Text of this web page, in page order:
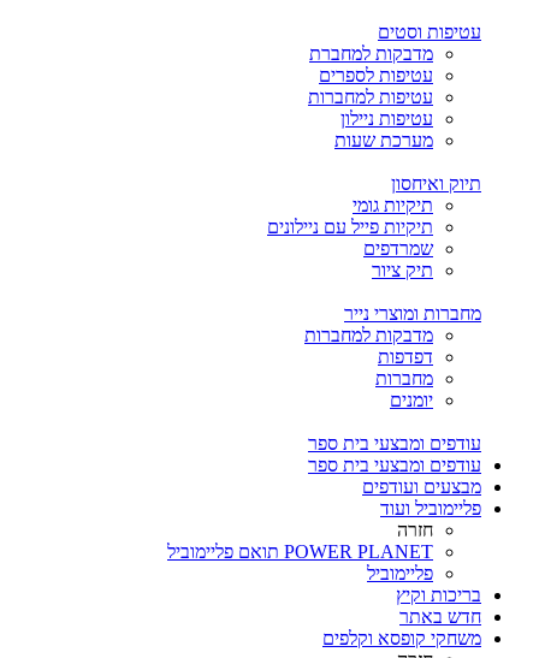
עטיפות וסטים
מדבקות למחברת
עטיפות לספרים
עטיפות למחברות
עטיפות ניילון
מערכת שעות
תיוק ואיחסון
תיקיות גומי
תיקיות פייל עם ניילונים
שמרדפים
תיק ציור
מחברות ומוצרי נייר
מדבקות למחברות
דפדפות
מחברות
יומנים
עודפים ומבצעי בית ספר
עודפים ומבצעי בית ספר
מבצעים ועודפים
פליימוביל ועוד
חזרה
POWER PLANET תואם פליימוביל
פליימוביל
בריכות וקיץ
חדש באתר
משחקי קופסא וקלפים